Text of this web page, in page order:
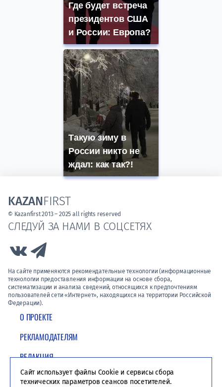
Где будет встреча
президентов США
и России: Европа?
Такую зиму в
России никто не
ждал: как так?!
О ПРОЕКТЕ
РЕКЛАМОДАТЕЛЯМ
РЕДАКЦИЯ
ПОЛИТИКА КОНФИДЕНЦИАЛЬНОСТИ
СЛЕДУЙ ЗА НАМИ В СОЦСЕТЯХ
Link to Vk
На сайте применяются рекомендательные технологии (информационные
технологии предоставления информации на основе сбора,
систематизации и анализа сведений, относящихся к предпочтениям
пользователей сети «Интернет», находящихся на территории Российской
Федерации).
KAZANFIRST
© Kazanfirst 2013 – 2025 all rights reserved
Сайт использует файлы Cookie и сервисы сбора
технических параметров сеансов посетителей.